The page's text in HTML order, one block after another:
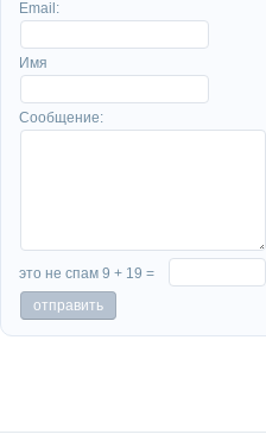
Email:
Имя
Сообщение:
это не спам 9 + 19 =